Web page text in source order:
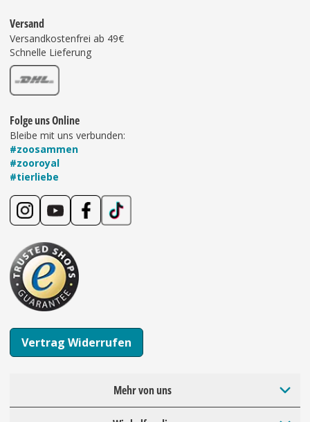
Versand
Versandkostenfrei ab 49€
Schnelle Lieferung
Folge uns Online
Bleibe mit uns verbunden:
#zoosammen
#zooroyal
#tierliebe
Vertrag Widerrufen
Mehr von uns